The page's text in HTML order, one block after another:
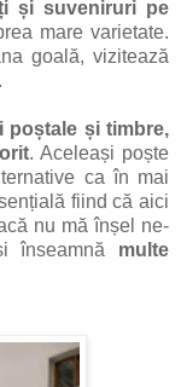
și suveniruri pe
mare varietate.
goală, vizitează
poștale și timbre,
. Aceleași poște
ca în mai
fiind că aici
nu mă înșel ne-
înseamnă multe